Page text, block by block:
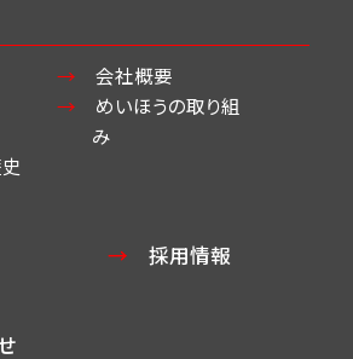
会社概要
めいほうの取り組
み
採用情報